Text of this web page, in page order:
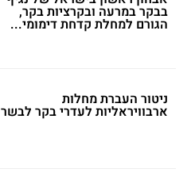
בבקר במרעה ובקרציות בקר,
הגורם למחלת קדחת דימומי...
ניטור העברת מחלות
ארבוויראליות לעדרי בקר לבשר